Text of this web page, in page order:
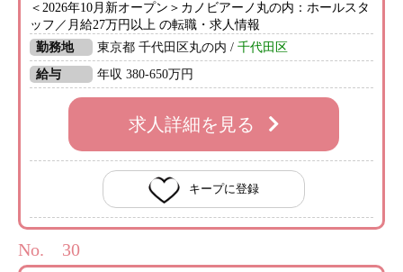
＜2026年10月新オープン＞カノビアーノ丸の内：ホールスタ
ッフ／月給27万円以上 の転職・求人情報
勤務地
東京都 千代田区丸の内 / 千代田区
給与
年収 380-650万円
求人詳細を見る
キープに登録
No.